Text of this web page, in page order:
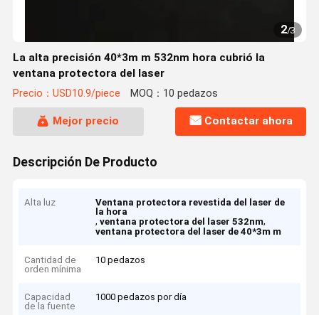
2/3
La alta precisión 40*3m m 532nm hora cubrió la
ventana protectora del laser
Precio：USD10.9/piece MOQ：10 pedazos
Mejor precio Contactar ahora
Descripción De Producto
Alta luz
Ventana protectora revestida del laser de
la hora
,ventana protectora del laser 532nm,
ventana protectora del laser de 40*3m m
Cantidad de
orden mínima
10 pedazos
Capacidad
de la fuente
1000 pedazos por día